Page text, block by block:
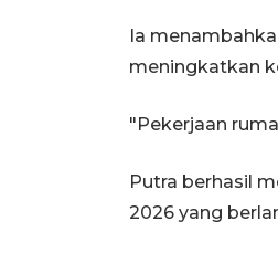
Ia
meningkatkan
"Pekerjaan
Putra berhasil
2026 yang